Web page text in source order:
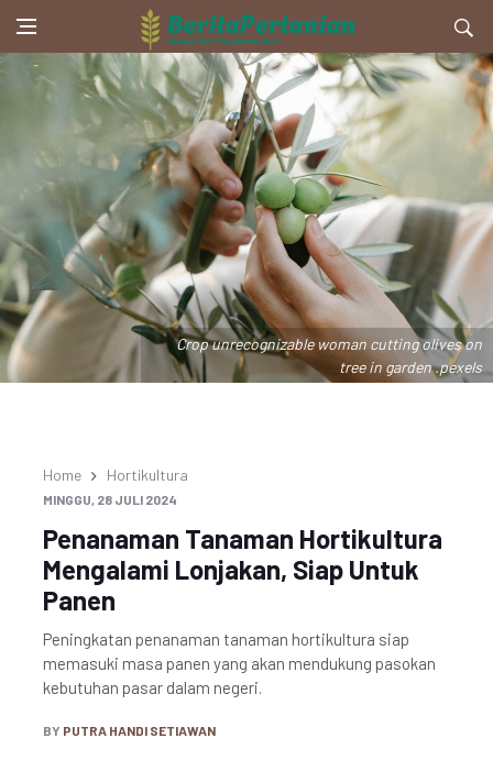
Crop unrecognizable woman cutting olives on
tree in garden .pexels
Home Hortikultura
MINGGU, 28 JULI 2024
Penanaman Tanaman Hortikultura
Mengalami Lonjakan, Siap Untuk
Panen
Peningkatan penanaman tanaman hortikultura siap
memasuki masa panen yang akan mendukung pasokan
kebutuhan pasar dalam negeri.
BY PUTRA HANDI SETIAWAN